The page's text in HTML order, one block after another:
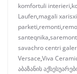
komfortuli interieri,
Laufen,magali
parketi,remonti,
santeqnika,
savachro centri
Versace,Viva
აბაზანის